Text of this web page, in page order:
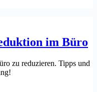
im Büro
zu reduzieren. Tipps und